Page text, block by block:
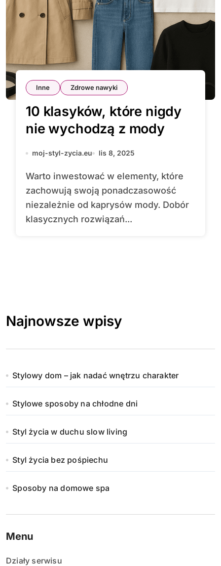
Inne Zdrowe nawyki
10 klasyków, które nigdy
nie wychodzą z mody
moj-styl-zycia.eu lis 8, 2025
Warto inwestować w elementy, które
zachowują swoją ponadczasowość
niezależnie od kaprysów mody. Dobór
klasycznych rozwiązań...
Najnowsze wpisy
Stylowy dom – jak nadać wnętrzu charakter
Stylowe sposoby na chłodne dni
Styl życia w duchu slow living
Styl życia bez pośpiechu
Sposoby na domowe spa
Menu
Działy serwisu